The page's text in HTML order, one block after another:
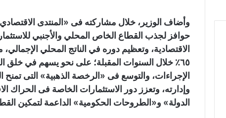
وأضاف الوزير، خلال مشاركته فى «المنتدى
حوافز لجذب القطاع الخاص المحلي والأجنبي
الاقتصادية، وتعظيم دوره في الناتج المحلي
٦٥٪ خلال السنوات المقبلة؛ على نحو يسهم في خلق
الإجراءات، والتوسع فى «الرخصة الذهبية» التى
وإدارته، وتعزز دور الاستثمارات الخاصة فى الحراك
الدولة» و«الطروحات الحكومية» الداعمة لتمكين